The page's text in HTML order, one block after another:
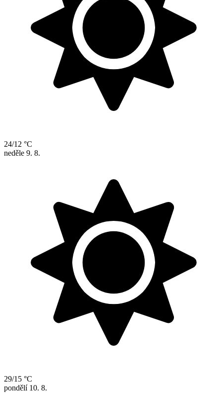
24/12 °C
neděle 9. 8.
29/15 °C
pondělí 10. 8.